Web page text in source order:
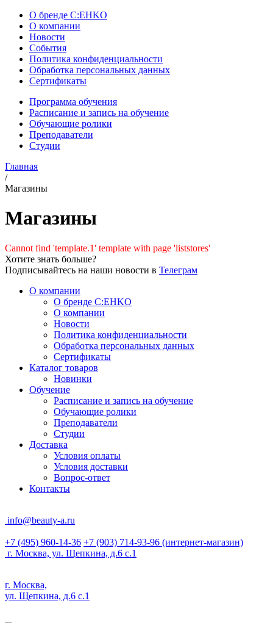
О бренде C:EHKO
О компании
Новости
События
Политика конфиденциальности
Обработка персональных данных
Сертификаты
Программа обучения
Расписание и запись на обучение
Обучающие ролики
Преподаватели
Студии
Главная
/
Магазины
Магазины
Cannot find 'template.1' template with page 'liststores'
Хотите знать больше?
Подписывайтесь на наши новости в Телеграм
О компании
О бренде C:EHKO
О компании
Новости
Политика конфиденциальности
Обработка персональных данных
Сертификаты
Каталог товаров
Новинки
Обучение
Расписание и запись на обучение
Обучающие ролики
Преподаватели
Студии
Доставка
Условия оплаты
Условия доставки
Вопрос-ответ
Контакты
info@beauty-a.ru
+7 (495) 960-14-36 +7 (903) 714-93-96 (интернет-магазин)
г. Москва, ул. Щепкина, д.6 с.1
г. Москва,
ул. Щепкина, д.6 с.1